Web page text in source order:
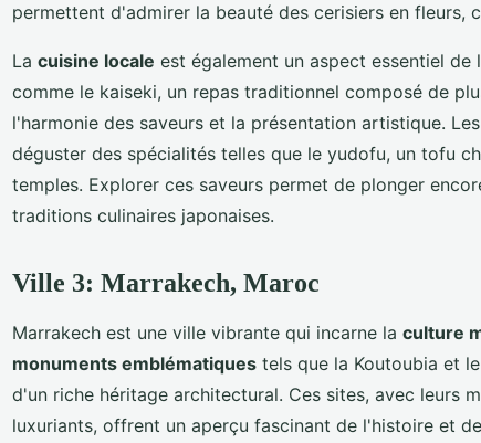
permettent d'admirer la beauté des cerisiers en fleurs,
La cuisine locale est également un aspect essentiel
comme le kaiseki, un repas traditionnel composé de
l'harmonie des saveurs et la présentation artistique.
déguster des spécialités telles que le yudofu, un tofu
temples. Explorer ces saveurs permet de plonger
traditions culinaires japonaises.
Ville 3: Marrakech, Maroc
Marrakech est une ville vibrante qui incarne la culture
monuments emblématiques tels que la Koutoubia et
d'un riche héritage architectural. Ces sites, avec leurs
luxuriants, offrent un aperçu fascinant de l'histoire et